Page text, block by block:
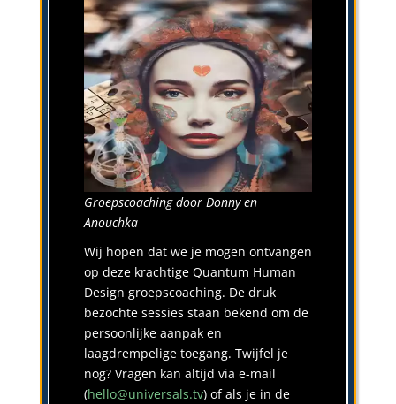
Groepscoaching door Donny en
Anouchka
Wij hopen dat we je mogen ontvangen
op deze krachtige Quantum Human
Design groepscoaching. De druk
bezochte sessies staan bekend om de
persoonlijke aanpak en
laagdrempelige toegang. Twijfel je
nog? Vragen kan altijd via e-mail
(hello@universals.tv) of als je in de